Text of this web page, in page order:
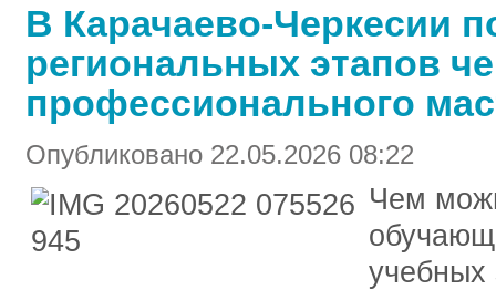
В Карачаево-Черкесии
региональных этапов
профессионального
Опубликовано 22.05.2026 08:22
Чем
учебных